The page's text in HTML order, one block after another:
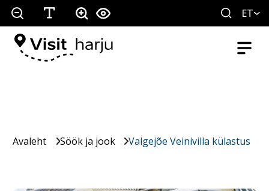
ET
Avaleht Söök ja jook Valgejõe Veinivilla külastus